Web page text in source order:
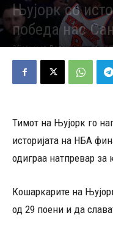
Њујорк со
победа нас
Објавено од Редакција - 11/06/
Тимот на Њујорк го
историјата на НБА
одиграа натпревар за
Кошаркарите на
од 29 поени и да